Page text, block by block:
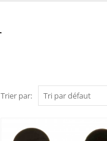
Trier par: